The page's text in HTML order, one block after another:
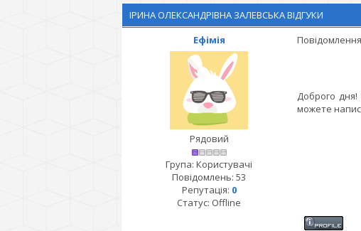
ІРИНА ОЛЕКСАНДРІВНА ЗАЛЕВСЬКА ВІДГУКИ
Ефімія
Рядовий
Група: Користувачі
Повідомлень: 53
Репутація: 0
Статус: Offline
Доброго дня!
можете